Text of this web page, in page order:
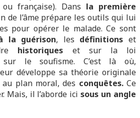
française). Dans la première
de l’âme prépare les outils qui lui
pour opérer le malade. Ce sont
la guérison, les définitions et
historiques et sur la loi
sur le soufisme. C’est là où,
développe sa théorie originale
plan moral, des conquêtes.Ce
Mais, il l’aborde icisous un angle